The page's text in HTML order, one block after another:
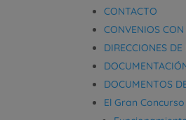
CONTACTO
CONVENIOS CON
DIRECCIONES DE
DOCUMENTOS
El Gran